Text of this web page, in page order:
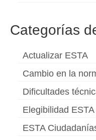
Categorías
Actualizar ESTA
Cambio en la
Dificultades
Elegibilidad ESTA
ESTA